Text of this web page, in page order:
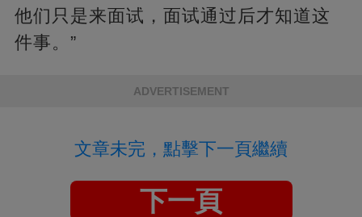
他们只是来面试，面试通过后才知道这
件事。”
ADVERTISEMENT
文章未完，點擊下一頁繼續
下一頁